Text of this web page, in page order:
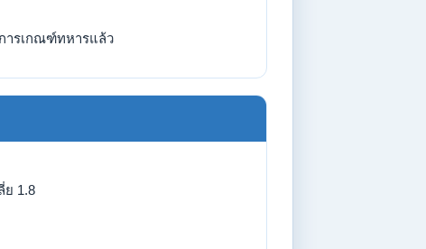
ารเกณฑ์ทหารแล้ว
ย 1.8